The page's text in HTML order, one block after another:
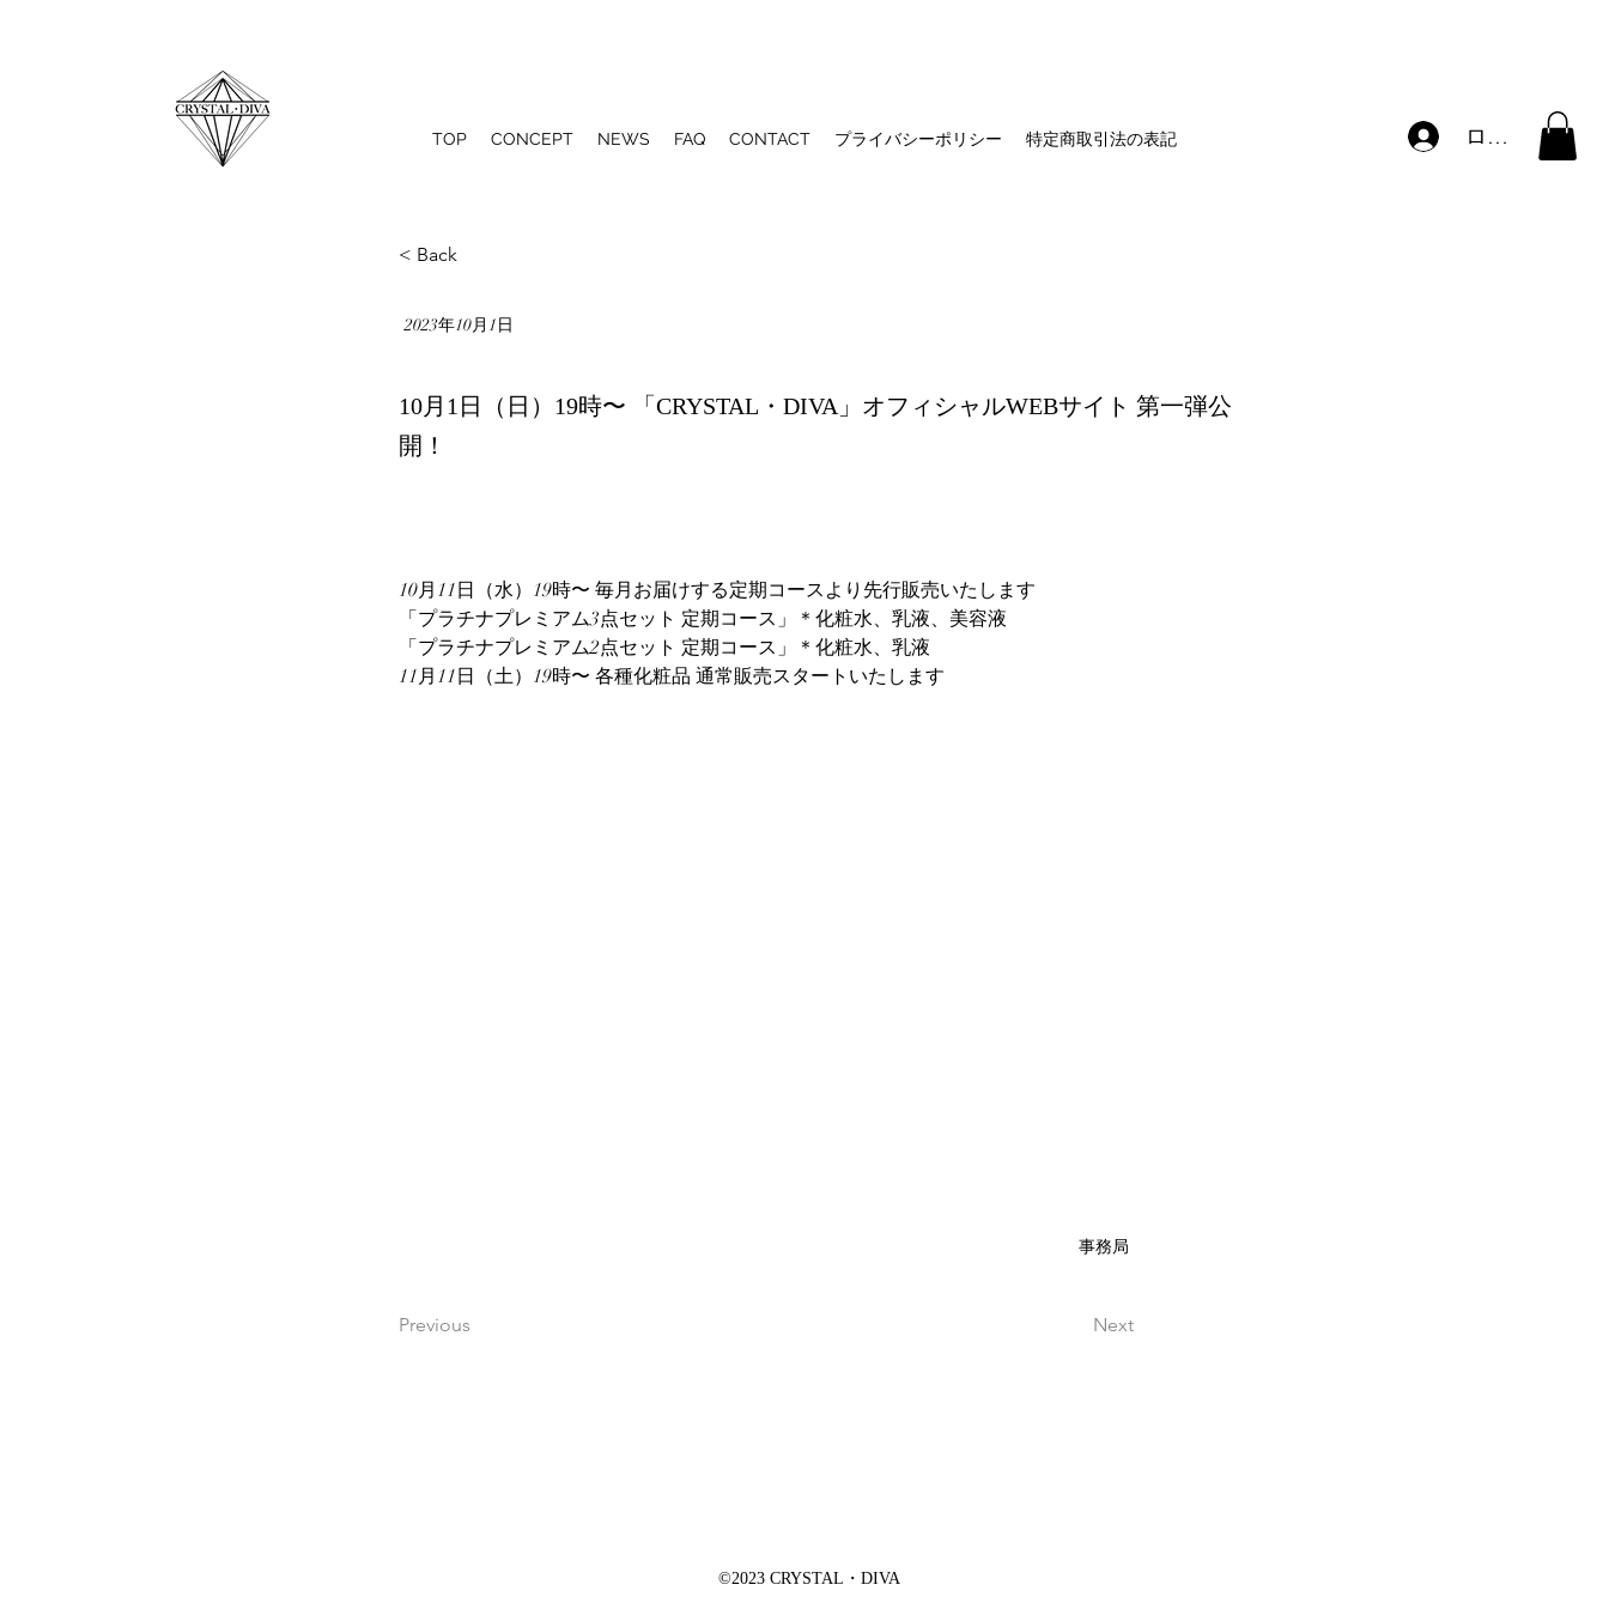
ログイン
TOP CONCEPT NEWS FAQ CONTACT プライバシーポリシー 特定商取引法の表記
< Back
2023年10月1日
10月1日（日）19時〜 「CRYSTAL・DIVA」オフィシャルWEBサイト 第一弾公
開！
10月11日（水）19時〜 毎月お届けする定期コースより先行販売いたします
「プラチナプレミアム3点セット 定期コース」＊化粧水、乳液、美容液
「プラチナプレミアム2点セット 定期コース」＊化粧水、乳液
11月11日（土）19時〜 各種化粧品 通常販売スタートいたします
事務局
Previous Next
©2023 CRYSTAL・DIVA